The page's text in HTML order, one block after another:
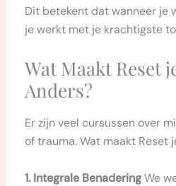
Dit betekent dat wanneer je
je werkt met je krachtigste
Wat Maakt Reset
Anders?
Er zijn veel cursussen over
of trauma. Wat maakt Reset
1. Integrale BenaderingWe